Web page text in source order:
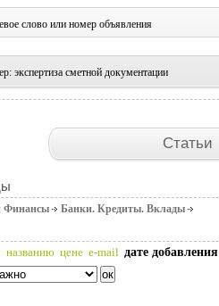
слово или номер объявления
экспертиза сметной документации
Статьи
Финансы Банки. Кредиты. Вклады
названию цене e-mail дате добавления